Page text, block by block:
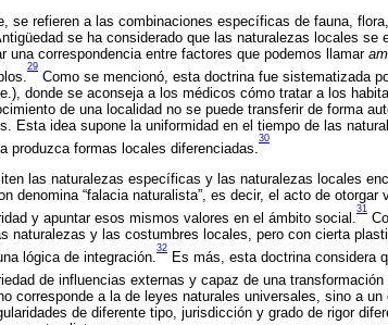
se refieren a las combinaciones específicas de fauna,
se ha considerado que las naturalezas locales se
una correspondencia entre factores que podemos llamar
29
Como se mencionó, esta doctrina fue sistematizada
donde se aconseja a los médicos cómo tratar a los
de una localidad no se puede transferir de forma
Esta idea supone la uniformidad en el tiempo de las
produzca formas locales diferenciadas.
30
las naturalezas específicas y las naturalezas locales
denomina “falacia naturalista”, es decir, el acto de
y apuntar esos mismos valores en el ámbito social.
31
naturalezas y las costumbres locales, pero con cierta
lógica de integración.
32
Es más, esta doctrina considera
de influencias externas y capaz de una transformación
corresponde a la de leyes naturales universales, sino a un
de diferente tipo, jurisdicción y grado de rigor